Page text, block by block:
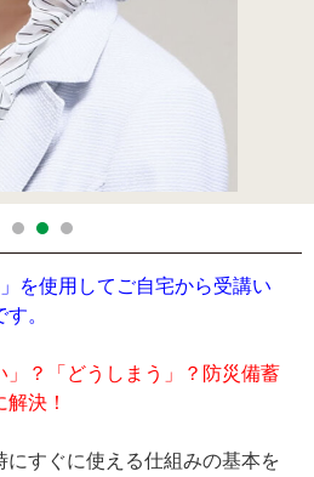
を使用してご自宅から受講い
。
」？「どうしまう」？防災備蓄
決！
にすぐに使える仕組みの基本を